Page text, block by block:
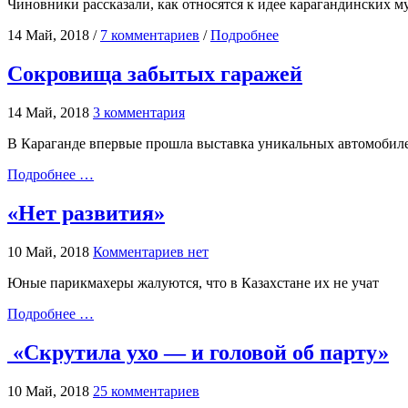
Чиновники рассказали, как относятся к идее карагандинских
14 Май, 2018 / 7 комментариев /Подробнее
Сокровища забытых гаражей
14 Май, 2018 3 комментария
В Караганде впервые прошла выставка уникальных
Подробнее …
«Нет развития»
10 Май, 2018 Комментариев нет
Юные парикмахеры жалуются, что в Казахстане их не учат
Подробнее …
«Скрутила ухо — и головой об парту»
10 Май, 2018 25 комментариев